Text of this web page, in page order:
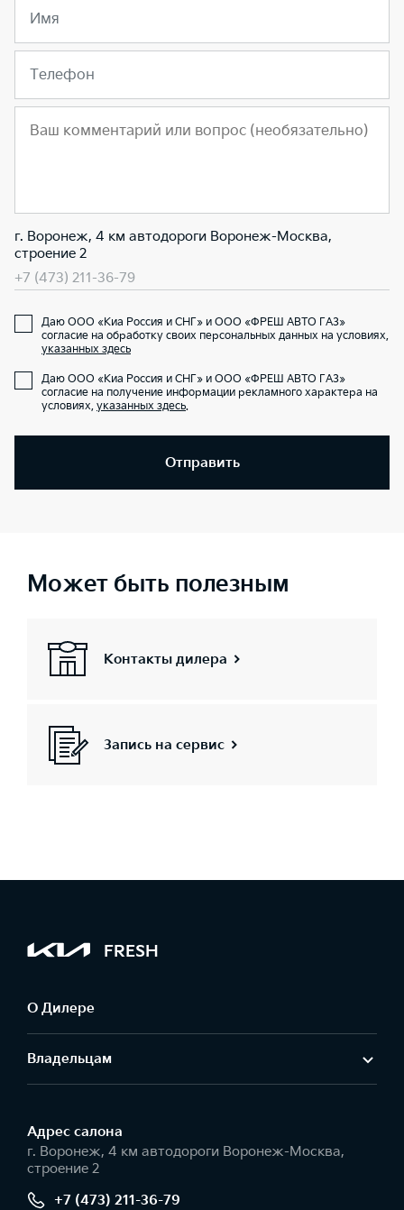
Имя
Телефон
г. Воронеж, 4 км автодороги Воронеж-Москва,
строение 2
+7 (473) 211-36-79
Даю ООО «Киа Россия и СНГ» и ООО «ФРЕШ АВТО ГАЗ»
согласие на обработку своих персональных данных на условиях,
указанных здесь
Даю ООО «Киа Россия и СНГ» и ООО «ФРЕШ АВТО ГАЗ»
согласие на получение информации рекламного характера на
условиях, указанных здесь.
Отправить
Может быть полезным
Контакты дилера
Запись на сервис
FRESH
О Дилере
Владельцам
Адрес салонa
г. Воронеж, 4 км автодороги Воронеж-Москва,
строение 2
+7 (473) 211-36-79